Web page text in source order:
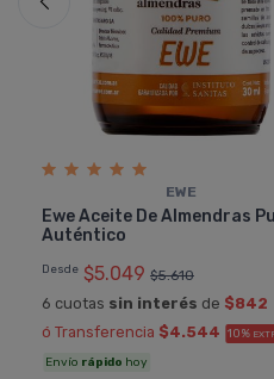
EWE
Ewe Aceite De Almendras
Auténtico
Desde $5.049 $5.610
6 cuotas sin interés de $842
ó Transferencia $4.544 10%
Envío rápido hoy